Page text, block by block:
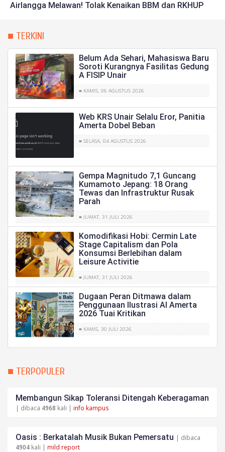
Airlangga Melawan! Tolak Kenaikan BBM dan RKHUP
■ TERKINI
Belum Ada Sehari, Mahasiswa Baru
Soroti Kurangnya Fasilitas Gedung
A FISIP Unair
■ KAMIS, 06 AGUSTUS 2026
Web KRS Unair Selalu Eror, Panitia
Amerta Dobel Beban
■ SELASA, 04 AGUSTUS 2026
Gempa Magnitudo 7,1 Guncang
Kumamoto Jepang: 18 Orang
Tewas dan Infrastruktur Rusak
Parah
■ JUMAT, 31 JULI 2026
Komodifikasi Hobi: Cermin Late
Stage Capitalism dan Pola
Konsumsi Berlebihan dalam
Leisure Activitie
■ JUMAT, 31 JULI 2026
Dugaan Peran Ditmawa dalam
Penggunaan Ilustrasi AI Amerta
2026 Tuai Kritikan
■ KAMIS, 30 JULI 2026
■ TERPOPULER
Membangun Sikap Toleransi Ditengah Keberagaman
| dibaca 4968 kali | info kampus
Oasis : Berkatalah Musik Bukan Pemersatu | dibaca
4904 kali | mild report